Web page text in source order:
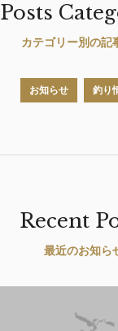
Posts
カテゴリー別の記
お知らせ 釣り
Recent
最近のお知ら